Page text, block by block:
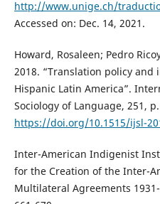
http://www.unige.ch/
Accessed on: Dec. 14, 2021.
Howard, Rosaleen; Pedro
2018. “Translation policy
Hispanic Latin America”.
Sociology of Language, 251,
https://doi.org/10.1515/ijsl-
Inter-American Indigenist
for the Creation of the Inter-
Multilateral Agreements